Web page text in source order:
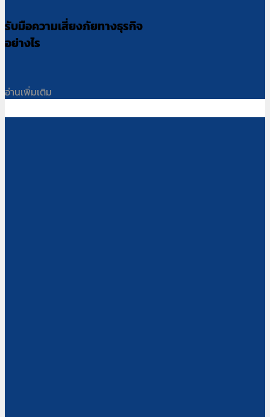
รับมือความเสี่ยงภัยทางธุรกิจ
อย่างไร
อ่านเพิ่มเติม